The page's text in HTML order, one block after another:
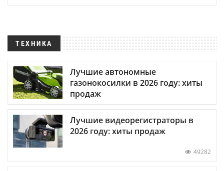
ТЕХНИКА
Лучшие автономные
газонокосилки в 2026 году: хиты
продаж
Лучшие видеорегистраторы в
2026 году: хиты продаж
49282